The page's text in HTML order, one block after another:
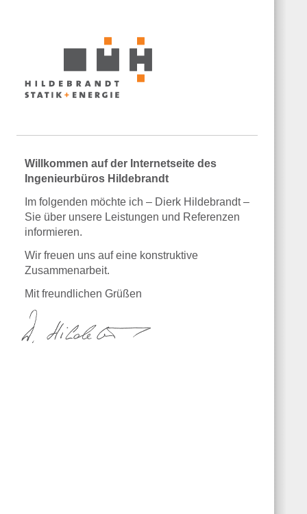
Willkommen auf der Internetseite des
Ingenieurbüros Hildebrandt
Im folgenden möchte ich – Dierk Hildebrandt –
Sie über unsere Leistungen und Referenzen
informieren.
Wir freuen uns auf eine konstruktive
Zusammenarbeit.
Mit freundlichen Grüßen